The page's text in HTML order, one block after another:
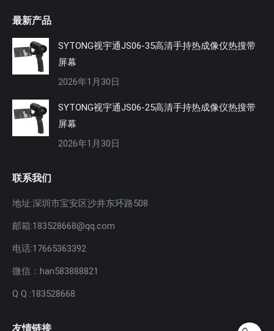
最新产品
SYTONG视宇通JS06-35高清手持热成像仪热搜带
屏幕
2026年1月30日
SYTONG视宇通JS06-25高清手持热成像仪热搜带
屏幕
2026年1月30日
联系我们
地址:深圳市宝安区沙井东环路508
邮箱:183528668@qq.com
电话:17665363392
微信：han583888821
Q Q :183528668
友情链接